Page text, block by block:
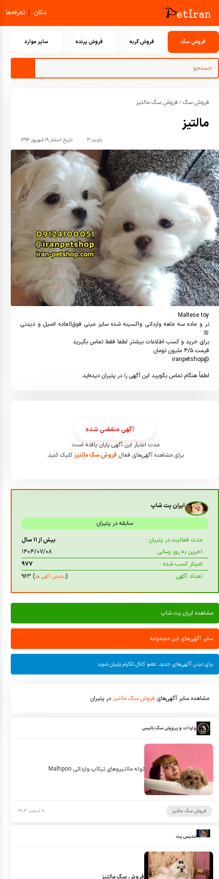
مکان | تعرفه‌ها
فروش سگ فروش گربه فروش پرنده سایر موارد
فروش سگ / فروش سگ مالتیز
مالتیز
تاریخ انتشار:۱۹ شهریور ۱۳۹۶ بازدید:۳
نر و ماده سه ماهه وارداتی واكسينه شده سایز مینی فوق‌العاده اصیل و دیدنی
@iranpetshop
لطفاً هنگام تماس بگویید این آگهی را در پتیران دیده‌اید.
آگهی منقضی شده
مدت اعتبار این آگهی پایان یافته است.
برای مشاهده آگهی‌های فعال فروش سگ مالتیز کلیک کنید.
ایران پت شاپ
سابقه در پتیران
مدت فعالیت در پتیران :
بیش از ۱۱ سال
اخرین به روز رسانی :
۱۴۰۴/۰۷/۰۸
امیتاز کسب شده :
۹۷۷
تعداد آگهی :
(نمایش آگهی ها) ۹۶۳
مشاهده ایران پت شاپ
سایر آگهی‌های این مجموعه
برای دیدن آگهی‌های جدید، عضو کانال تلگرام پتیران شوید
مشاهده سایر آگهی‌های فروش سگ مالتیز در پتیران
واردات و پرورش سگ باتیس
توله مالتیپوهای تیکاپ وارداتی Maltipoo
فروش سگ مالتیز ۸ اسفند ۱۴۰۴
تندیس پت
فروش سگ مالتیز